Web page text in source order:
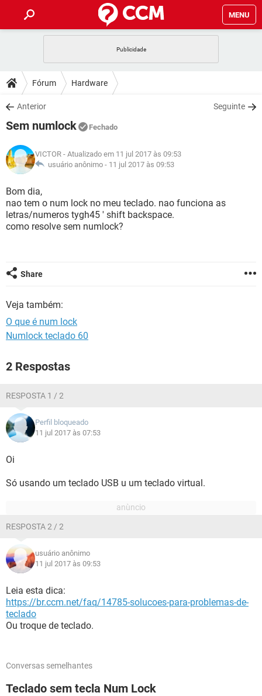
MENU
CELULAR
OUTLOOK
INSTAGRAM
GUIA DE COMPRAS
DICAS
JOGOS
INSTAGRAM GMAIL
GUIA DE COMPRAS
DOWNLOADS
JOGOS
CELULAR
OUTLOOK EXCEL
INSTAGRAM
GUIA DE COMPRAS
JOGOS WHATSAPP
CELULAR
OUTLOOK
INSTAGRAM GMAIL
GLOSSÁRIO
JOGOS
CELULAR FACEBOOK
OUTLOOK
GUIA DE COMPRAS
Fórum Hardware
Anterior Seguinte
Sem numlock Fechado
VICTOR - Atualizado em 11 jul 2017 às 09:53
usuário anônimo - 11 jul 2017 às 09:53
Bom dia,
nao tem o num lock no meu teclado. nao funciona as
letras/numeros tygh45 ' shift backspace.
como resolve sem numlock?
Share
Veja também:
O que é num lock
Numlock teclado 60
2 Respostas
RESPOSTA 1 / 2
Perfil bloqueado
11 jul 2017 às 07:53
Oi
Só usando um teclado USB u um teclado virtual.
RESPOSTA 2 / 2
usuário anônimo
11 jul 2017 às 09:53
Leia esta dica:
https://br.ccm.net/faq/14785-solucoes-para-problemas-de-
teclado
Ou troque de teclado.
Conversas semelhantes
Teclado sem tecla Num Lock